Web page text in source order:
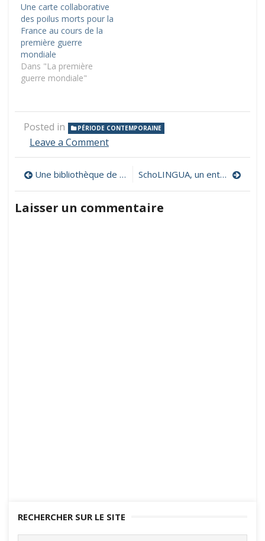
Une carte collaborative
des poilus morts pour la
France au cours de la
première guerre
mondiale
Dans "La première
guerre mondiale"
Posted in PÉRIODE CONTEMPORAINE
Leave a Commenton
de
la
presse
française
Navigation
de
l’article
Une bibliothèque de ressources iconographiques libres pour la classe par Abuledu SchoLINGUA, un entraîneur de conjugaison
Laisser un commentaire
RECHERCHER SUR LE SITE